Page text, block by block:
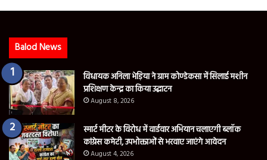
Balod News
विधायक अनिला भेड़िया ने ग्राम कोण्डेकसा में सिलाई मशीन
प्रशिक्षण केन्द्र का किया उद्घाटन
August 8, 2026
स्मार्ट मीटर के विरोध में वार्डवार अभियान चलाएगी ब्लॉक
कांग्रेस कमेटी, उपभोक्ताओं से भरवाए जाएंगे आवेदन
August 4, 2026